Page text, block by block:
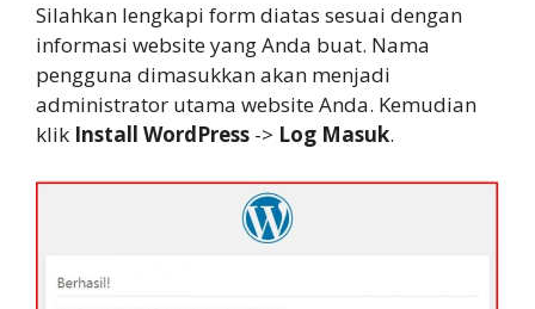
Silahkan lengkapi form diatas sesuai dengan
informasi website yang Anda buat. Nama
pengguna dimasukkan akan menjadi
administrator utama website Anda. Kemudian
klik Install WordPress -> Log Masuk.